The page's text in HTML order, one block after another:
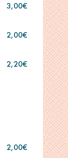
3,00€
2,00€
2,20€
2,00€